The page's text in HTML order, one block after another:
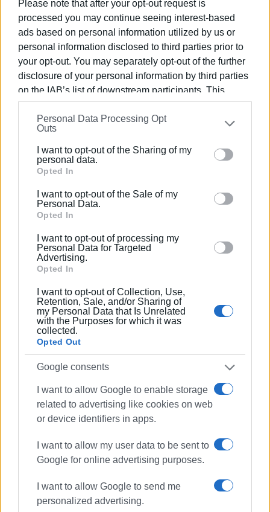
Please note that after your opt-out request is
processed you may continue seeing interest-based
ads based on personal information utilized by us or
personal information disclosed to third parties prior to
your opt-out. You may separately opt-out of the further
disclosure of your personal information by third parties
on the IAB’s list of downstream participants. This
information may also be disclosed by us to third parties
on theIAB’s List of Downstream Participants
that may
further disclose it to other third parties.
Please note that this website/app uses one or more
Google services and may gather and store information
behaviour. You may click to grant or deny consent to
Google and its third-party tags to use your data for
section.
Personal Data Processing Opt
Outs
I want to opt-out of the Sharing of my
personal data.
Opted In
I want to opt-out of the Sale of my
Personal Data.
Opted In
I want to opt-out of processing my
Personal Data for Targeted
Advertising.
Opted In
I want to opt-out of Collection, Use,
Retention, Sale, and/or Sharing of
my Personal Data that Is Unrelated
with the Purposes for which it was
collected.
Opted Out
Google consents
I want to allow Google to enable storage
related to advertising like cookies on web
or device identifiers in apps.
I want to allow my user data to be sent to
Google for online advertising purposes.
I want to allow Google to send me
personalized advertising.
Αναγέννηση Περιβολίου – AE Γραμμοχωρίων
Αμβρακικός Βόνιτσας – Άρης Φιλιατών
Θύελλα Ελεούσας – Ανέζα Άρτας
Ρεπό ο Παναγρινιακός
ΦΩΤΟ@ΑΝΑΓΕΝΝΗΣΗ ΠΕΡΙΒΟΛΙΟΥ
Εμφανίσεις: 76
ΣΠΥΡΟΣ ΠΙΚΟΥΛΑΣ
Πτυχιούχος Οικονομικών του Πανεπιστημίου
«Αθλητική Πορεία της Κέρκυρας», ενώ από τις
Βήμα». Από το 1994 εκδότης - διευθυντής στα
«Κερκυραϊκά Σπορ» και από το 2000 και για 15
χρόνια στο «ΦΩΣ των ΣΠΟΡ». Από το 2015
συνεργάστηκε με την τηλεόραση του Corfu
Channel (στα πρώτα χρόνια λειτουργίας του) και
Start TV, συνολικά 15 χρόνια.